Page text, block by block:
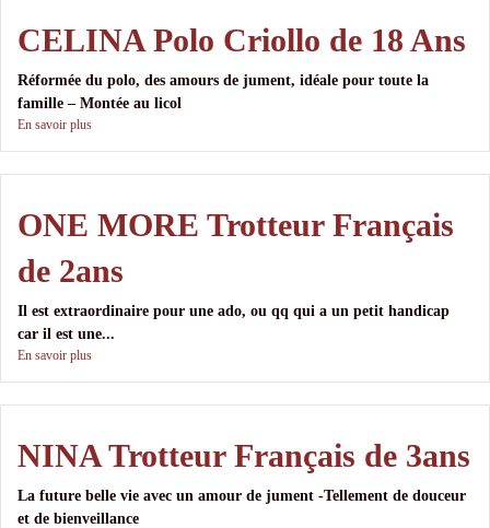
CELINA Polo Criollo de 18 Ans
Réformée du polo, des amours de jument, idéale pour toute la
famille – Montée au licol
En savoir plus
ONE MORE Trotteur Français
de 2ans
Il est extraordinaire pour une ado, ou qq qui a un petit handicap
car il est une...
En savoir plus
NINA Trotteur Français de 3ans
La future belle vie avec un amour de jument -Tellement de douceur
et de bienveillance